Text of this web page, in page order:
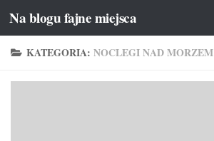
Przeskocz do treści
Na blogu fajne miejsca
KATEGORIA: NOCLEGI NAD MORZEM